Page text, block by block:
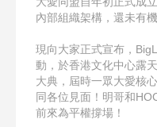
內部組織架構，還未有
現向大家正式宣布，
動，於香港文化中心露
大典，屆時一眾大愛核
同各位見面！明哥和
前來為平權撐場！